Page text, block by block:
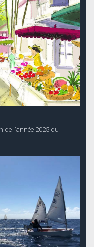
l’année 2025 du